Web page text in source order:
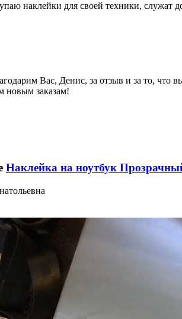
наклейки для своей техники, служат
Вас, Денис, за отзыв и за то, что
новым заказам!
Наклейка на ноутбук